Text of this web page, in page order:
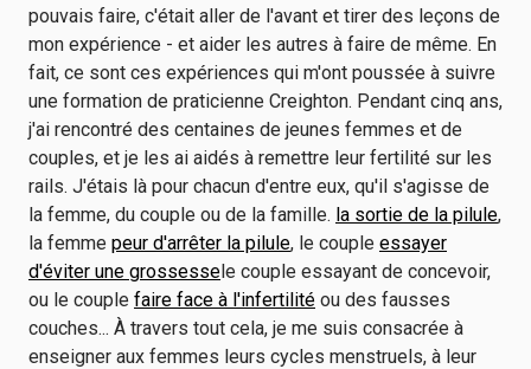
pouvais faire, c'était aller de l'avant et tirer des leçons de
mon expérience - et aider les autres à faire de même. En
fait, ce sont ces expériences qui m'ont poussée à suivre
une formation de praticienne Creighton. Pendant cinq ans,
j'ai rencontré des centaines de jeunes femmes et de
couples, et je les ai aidés à remettre leur fertilité sur les
rails. J'étais là pour chacun d'entre eux, qu'il s'agisse de
la femme, du couple ou de la famille. la sortie de la pilule,
la femme peur d'arrêter la pilule, le couple essayer
d'éviter une grossessele couple essayant de concevoir,
ou le couple faire face à l'infertilité ou des fausses
couches... À travers tout cela, je me suis consacrée à
enseigner aux femmes leurs cycles menstruels, à leur